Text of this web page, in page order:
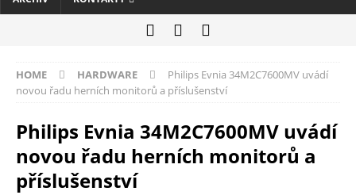
HOME HARDWARE
Philips Evnia 34M2C7600MV uvádí
novou řadu herních monitorů a příslušenství
Philips Evnia 34M2C7600MV uvádí
novou řadu herních monitorů a
příslušenství